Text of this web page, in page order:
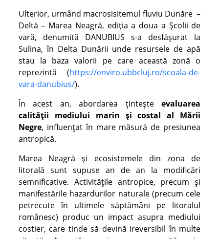
Ulterior, urmând macrosisitemul fluviu Dunăre –
Deltă – Marea Neagră, ediția a doua a Școlii de
vară, denumită DANUBIUS s-a desfășurat la
Sulina, în Delta Dunării unde resursele de apă
stau la baza valorii pe care această zonă o
reprezintă (https://enviro.ubbcluj.ro/scoala-de-
vara-danubius/).
În acest an, abordarea ținteșteevaluarea
calității mediului marin și costal al Mării
Negre, influențat în mare măsură de presiunea
antropică.
Marea Neagră și ecosistemele din zona de
litorală sunt supuse an de an la modificări
semnificative. Activitățile antropice, precum și
manifestările hazardurilor naturale (precum cele
petrecute în ultimele săptămâni pe litoralul
românesc) produc un impact asupra mediului
costier, care tinde să devină ireversibil în multe